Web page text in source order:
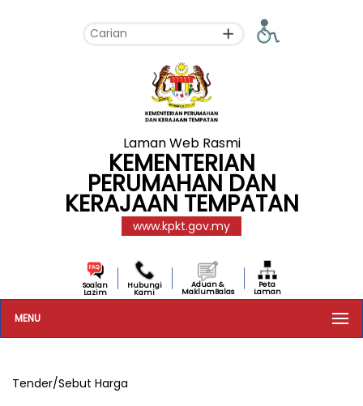
Laman Web Rasmi
KEMENTERIAN
PERUMAHAN DAN
KERAJAAN TEMPATAN
www.kpkt.gov.my
Soalan
Lazim
Hubungi
Kami
Aduan &
MaklumBalas
Peta
Laman
MENU
Tender/Sebut Harga